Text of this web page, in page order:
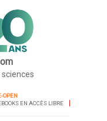
OPEN
EN ACCÈS LIBRE